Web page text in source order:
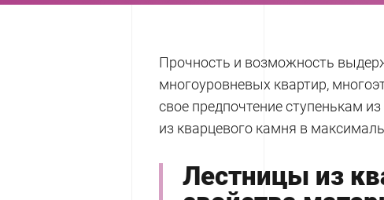
Прочность и возможность
многоуровневых квартир,
свое предпочтение ступенькам
из кварцевого камня в
Лестницы из